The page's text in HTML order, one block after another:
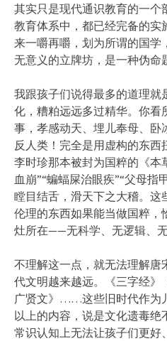
其实只是现代通识教育的一个
教育体系中，都已经完备的实
来一嚼再嚼，划为所谓的国学
无意义的立牌坊，是一种伪命
我跟孩子们说得最多的道理
化，糟粕远远多过精华。你看
事，孝感动天、埋儿奉母、卧
反人类！完全是用虚构的东
李时珍那本被封为国粹的《本
血崩”“蝙蝠屎治眼疾”“父母
瞠目结舌，滑天下之大稽。这
伦理的东西如果能当做国粹，
灶所在——无科学、无逻辑、无
不理解这一点，就无法理解唐
代文明越来越远。《三字经》
广贤文》……这些旧时代作为
以上的内容，说是文化遗毒绝
常识认知上无法让孩子们更好